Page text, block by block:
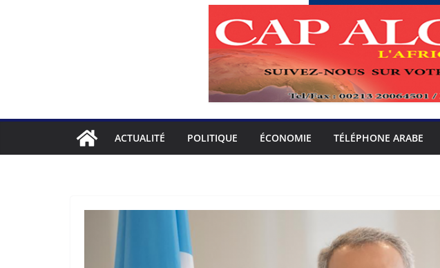
ACTUALITÉ POLITIQUE ÉCONOMIE TÉLÉPHONE ARABE